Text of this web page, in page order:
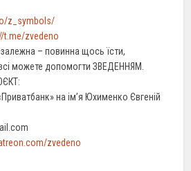
z_symbols/
t.me/zvedeno
– повинна щось їсти,
можете допомогти ЗВЕДЕННЯМ.
на ім’я Юхименко Євгеній
zvedeno